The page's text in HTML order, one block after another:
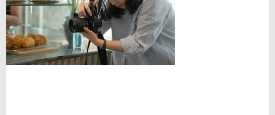
i
l
a
n
F